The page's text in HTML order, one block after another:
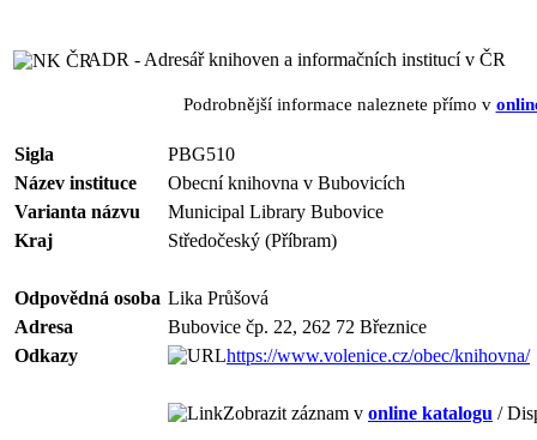
ADR - Adresář knihoven a informačních institucí v ČR
Podrobnější informace naleznete přímo v
Sigla
PBG510
Název instituce
Obecní knihovna v Bubovicích
Varianta názvu
Municipal Library Bubovice
Kraj
Středočeský (Příbram)
Odpovědná osoba Lika Průšová
Adresa
Bubovice čp. 22, 262 72 Březnice
Odkazy
https://www.volenice.cz/obec/knihovna/
Zobrazit záznam v online katalogu /